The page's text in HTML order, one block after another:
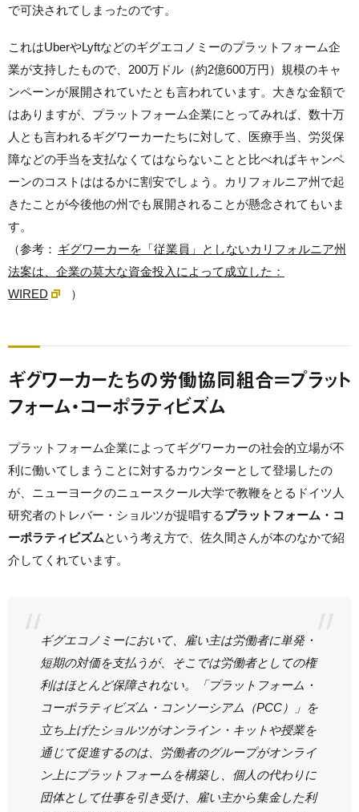
で可決されてしまったのです。
これはUberやLyftなどのギグエコノミーのプラットフォーム企
業が支持したもので、200万ドル（約2億600万円）規模のキャ
ンペーンが展開されていたとも言われています。大きな金額で
はありますが、プラットフォーム企業にとってみれば、数十万
人とも言われるギグワーカーたちに対して、医療手当、労災保
障などの手当を支払なくてはならないことと比べればキャンペ
ーンのコストははるかに割安でしょう。カリフォルニア州で起
きたことが今後他の州でも展開されることが懸念されてもいま
す。
（参考： ギグワーカーを「従業員」としないカリフォルニア州
法案は、企業の莫大な資金投入によって成立した：
WIRED
）
ギグワーカーたちの労働協同組合＝プラット
フォーム・コーポラティビズム
プラットフォーム企業によってギグワーカーの社会的立場が不
利に働いてしまうことに対するカウンターとして登場したの
が、ニューヨークのニュースクール大学で教鞭をとるドイツ人
研究者のトレバー・ショルツが提唱するプラットフォーム・コ
ーポラティビズムという考え方で、佐久間さんが本のなかで紹
介してくれています。
ギグエコノミーにおいて、雇い主は労働者に単発・
短期の対価を支払うが、そこでは労働者としての権
利はほとんど保障されない。「プラットフォーム・
コーポラティビズム・コンソーシアム（PCC）」を
立ち上げたショルツがオンライン・キットや授業を
通じて促進するのは、労働者のグループがオンライ
ン上にプラットフォームを構築し、個人の代わりに
団体として仕事を引き受け、雇い主から集金した利